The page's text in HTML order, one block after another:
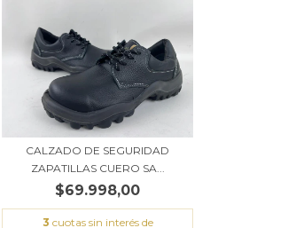
CALZADO DE SEGURIDAD
ZAPATILLAS CUERO SA...
$69.998,00
3 cuotas sin interés de